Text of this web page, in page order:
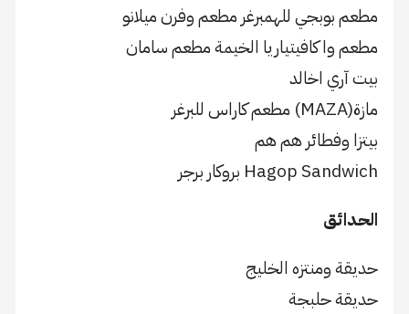
مطعم بوبجي للهمبرغر مطعم وفرن ميلانو
مطعم وا كافيتياريا الخيمة مطعم سامان
بيت آري اخالد
مازة(MAZA) مطعم كاراس للبرغر
بيتزا وفطائر هم هم
Hagop Sandwich بروكار برجر
الحدائق
حديقة ومنتزه الخليج
حديقة حلبجة